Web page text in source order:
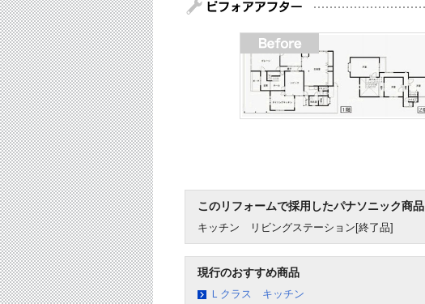
このリフォームで採用したパナソニック商品
キッチン リビングステーション[終了品]
現行のおすすめ商品
Ｌクラス キッチン